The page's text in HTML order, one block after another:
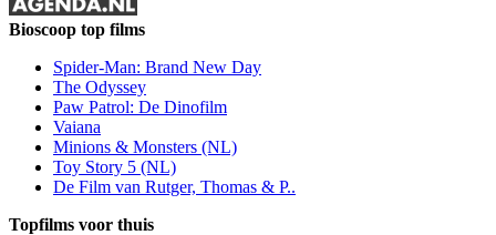
Bioscoop top films
Spider-Man: Brand New Day
The Odyssey
Paw Patrol: De Dinofilm
Vaiana
Minions & Monsters (NL)
Toy Story 5 (NL)
De Film van Rutger, Thomas & P..
Topfilms voor thuis